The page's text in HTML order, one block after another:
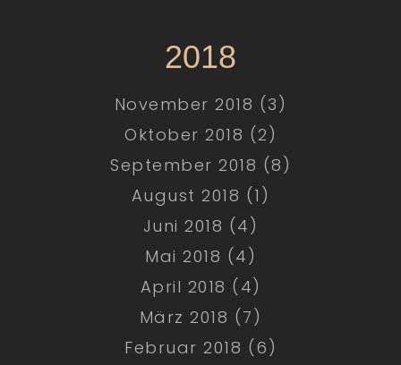
2018
November 2018 (3)
Oktober 2018 (2)
September 2018 (8)
August 2018 (1)
Juni 2018 (4)
Mai 2018 (4)
April 2018 (4)
März 2018 (7)
Februar 2018 (6)